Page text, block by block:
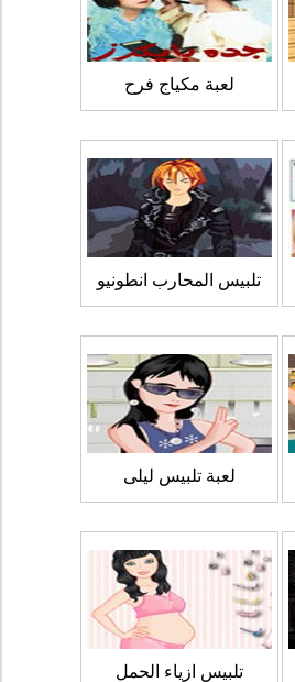
لعبة مكياج فرح
تلبيس المحارب انطونيو
لعبة تلبيس ليلى
تلبيس ازياء الحمل